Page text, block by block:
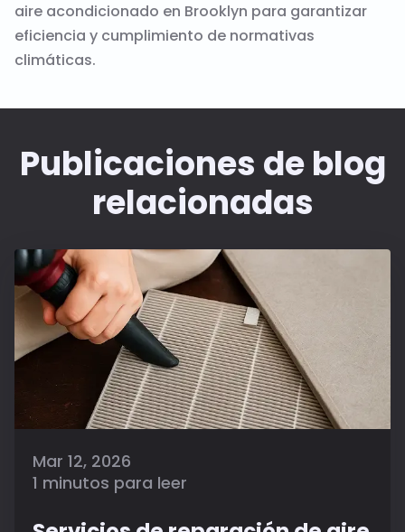
aire acondicionado en Brooklyn para garantizar
eficiencia y cumplimiento de normativas
climáticas.
Publicaciones de blog
relacionadas
Mar 12, 2026
1 minutos para leer